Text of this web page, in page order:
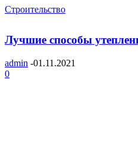
Строительство
Лучшие способы
admin -01.11.2021
0